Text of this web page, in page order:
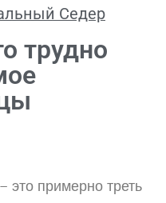
Седер
трудно
– это примерно треть